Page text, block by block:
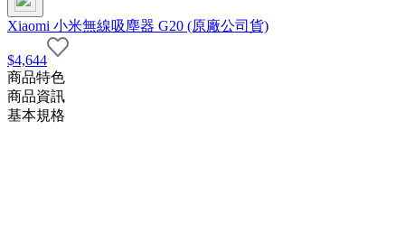
Xiaomi 小米無線吸塵器 G20 (原廠公司貨)
$4,644
商品特色
商品資訊
基本規格